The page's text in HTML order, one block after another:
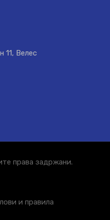
11, Велес
права задржани.
и правила